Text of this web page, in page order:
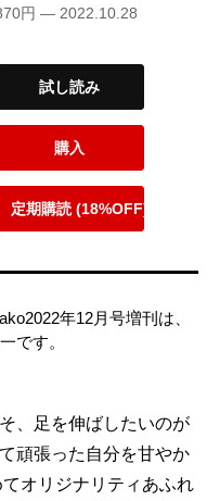
円 — 2022.10.28
試し読み
購入
定期購読 (18%OFF)
年12月号増刊は、
です。
、足を伸ばしたいのが
頑張った自分を甘やか
オリジナリティあふれ